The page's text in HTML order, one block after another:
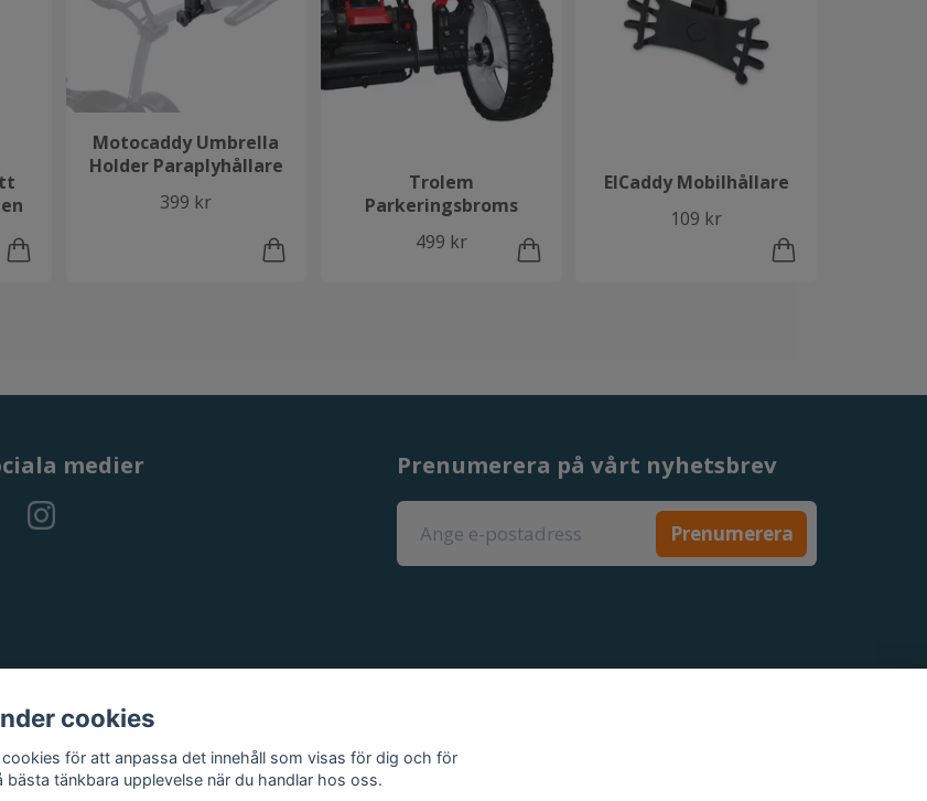
Motocaddy Umbrella
Holder Paraplyhållare
399 kr
Trolem
Parkeringsbroms
499 kr
ElCaddy Mobilhållare
109 kr
medier Prenumerera på vårt nyhetsbrev
Prenumerera
cookies
cookies för att anpassa det innehåll som visas för dig och för
bästa tänkbara upplevelse när du handlar hos oss.